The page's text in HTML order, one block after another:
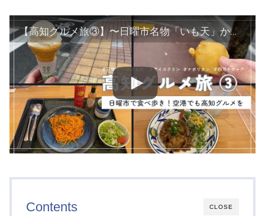
【高知グルメ旅③】〜日曜市名物「いも天」から空港グルメまでたっぷりご紹介〜
CLOSE
Contents